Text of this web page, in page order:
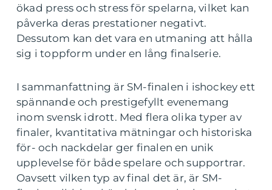
ökad press och stress för spelarna, vilket kan
påverka deras prestationer negativt.
Dessutom kan det vara en utmaning att hålla
sig i toppform under en lång finalserie.
I sammanfattning är SM-finalen i ishockey ett
spännande och prestigefyllt evenemang
inom svensk idrott. Med flera olika typer av
finaler, kvantitativa mätningar och historiska
för- och nackdelar ger finalen en unik
upplevelse för både spelare och supportrar.
Oavsett vilken typ av final det är, är SM-